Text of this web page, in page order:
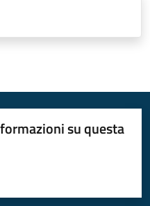
su questa
5